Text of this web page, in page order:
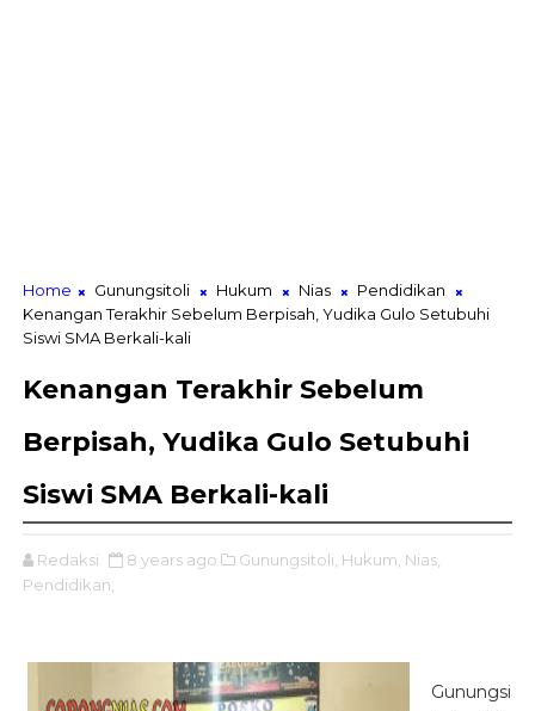
Home Gunungsitoli Hukum Nias
Pendidikan
Kenangan Terakhir Sebelum Berpisah, Yudika Gulo Setubuhi
Siswi SMA Berkali-kali
Kenangan Terakhir Sebelum
Berpisah, Yudika Gulo Setubuhi
Siswi SMA Berkali-kali
Redaksi 8 years ago Gunungsitoli, Hukum, Nias,
Pendidikan,
Gunungsi